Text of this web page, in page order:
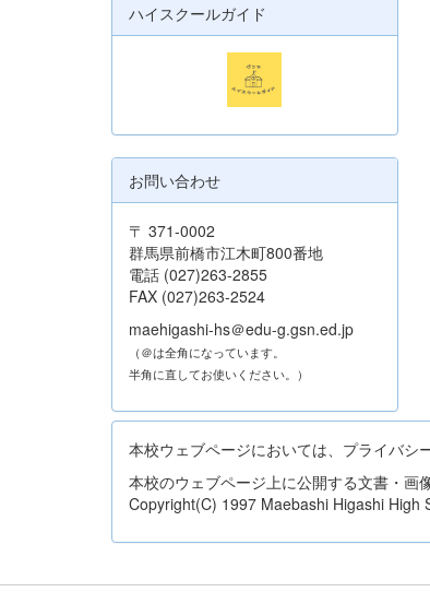
ハイスクールガイド
お問い合わせ
〒 371-0002
群馬県前橋市江木町800番地
電話 (027)263-2855
FAX (027)263-2524
maehigashi-hs＠edu-g.gsn.ed.jp
（＠は全角になっています。
半角に直してお使いください。）
本校ウェブページにおいては、プライバシ
本校のウェブページ上に公開する文書・画
Copyright(C) 1997 Maebashi Higashi High